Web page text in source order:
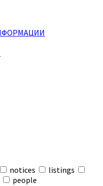
notices
listings
people